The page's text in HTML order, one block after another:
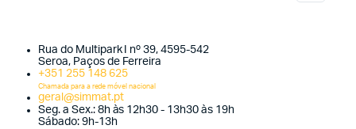
Rua do Multipark I nº 39, 4595-542
Seroa, Paços de Ferreira
+351 255 148 625
Chamada para a rede móvel nacional
geral@simmat.pt
Seg. a Sex.: 8h às 12h30 - 13h30 às 19h
Sábado: 9h-13h